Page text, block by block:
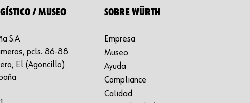
/ MUSEO
S.A
pcls. 86-88
El (Agoncillo)
SOBRE WÜRTH
Empresa
Museo
Ayuda
Compliance
Calidad